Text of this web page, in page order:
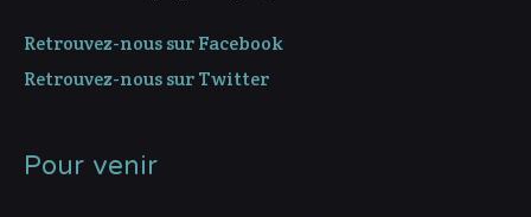
Retrouvez-nous sur Facebook
Retrouvez-nous sur Twitter
Pour venir